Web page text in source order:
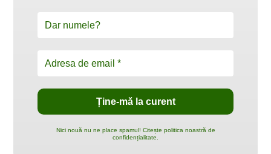
Nici nouă nu ne place spamul! Citește politica noastră de
confidențialitate.